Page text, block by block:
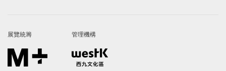
展覽統籌 管理機構